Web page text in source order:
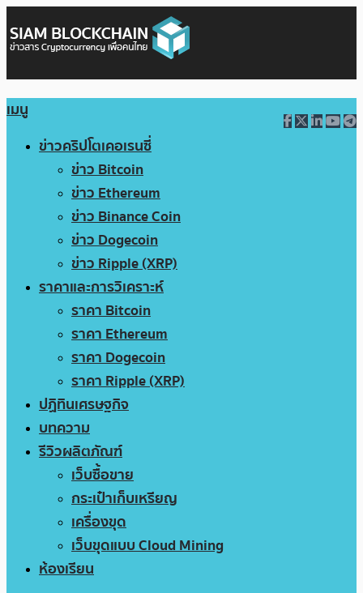
เมนู
ข่าวคริปโตเคอเรนซี่
ข่าว Bitcoin
ข่าว Ethereum
ข่าว Binance Coin
ข่าว Dogecoin
ข่าว Ripple (XRP)
ราคาและการวิเคราะห์
ราคา Bitcoin
ราคา Ethereum
ราคา Dogecoin
ราคา Ripple (XRP)
ปฏิทินเศรษฐกิจ
บทความ
รีวิวผลิตภัณฑ์
เว็บซื้อขาย
กระเป๋าเก็บเหรียญ
เครื่องขุด
เว็บขุดแบบ Cloud Mining
ห้องเรียน